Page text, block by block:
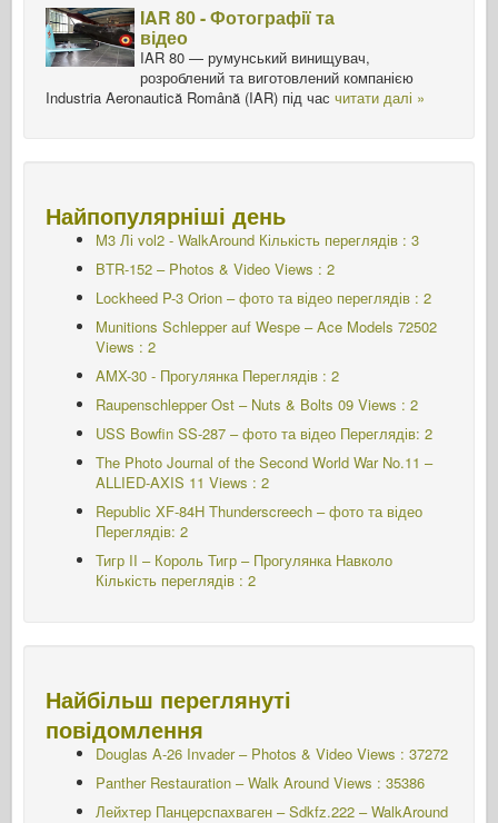
IAR 80 - Фотографії та
відео
IAR 80 — румунський винищувач,
розроблений та виготовлений компанією
Industria Aeronautică Română (IAR) під час читати далі »
Найпопулярніші день
M3 Лі vol2 - WalkAround Кількість переглядів : 3
BTR-152 – Photos & Video Views : 2
Lockheed P-3 Orion – фото та відео переглядів : 2
Munitions Schlepper auf Wespe – Ace Models 72502
Views : 2
AMX-30 - Прогулянка Переглядів : 2
Raupenschlepper Ost – Nuts & Bolts 09 Views : 2
USS Bowfin SS-287 – фото та відео Переглядів: 2
The Photo Journal of the Second World War No.11 –
ALLIED-AXIS 11 Views : 2
Republic XF-84H Thunderscreech – фото та відео
Переглядів: 2
Тигр II – Король Тигр – Прогулянка Навколо
Кількість переглядів : 2
Найбільш переглянуті
повідомлення
Douglas A-26 Invader – Photos & Video Views : 37272
Panther Restauration – Walk Around Views : 35386
Лейхтер Панцерспахваген – Sdkfz.222 – WalkAround